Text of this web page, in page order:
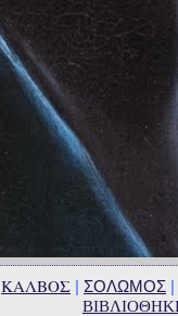
ΚΑΛΒΟΣ | ΣΟΛΩΜΟΣ |